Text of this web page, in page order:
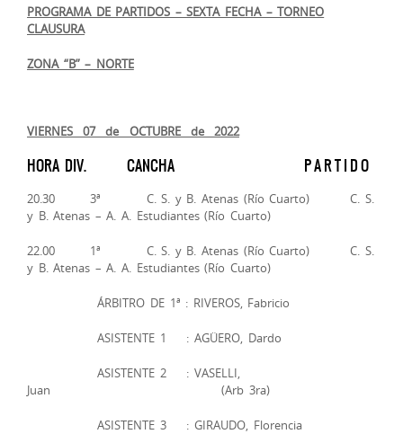
PROGRAMA DE PARTIDOS – SEXTA FECHA – TORNEO
CLAUSURA
ZONA “B” – NORTE
VIERNES 07 de OCTUBRE de 2022
HORA DIV. CANCHA P A R T I D O
20.30 3ª C. S. y B. Atenas (Río Cuarto) C. S.
y B. Atenas – A. A. Estudiantes (Río Cuarto)
22.00 1ª C. S. y B. Atenas (Río Cuarto) C. S.
y B. Atenas – A. A. Estudiantes (Río Cuarto)
ÁRBITRO DE 1ª : RIVEROS, Fabricio
ASISTENTE 1 : AGÜERO, Dardo
ASISTENTE 2 : VASELLI,
Juan (Arb 3ra)
ASISTENTE 3 : GIRAUDO, Florencia